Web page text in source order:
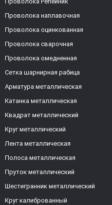
Проволока наплавочная
Проволока оцинкованная
Проволока сварочная
Проволока омедненная
Сетка шарнирная рабица
Арматура металлическая
Катанка металлическая
Квадрат металлический
Круг металлический
Лента металлическая
Полоса металлическая
Пруток металлический
Шестигранник металлический
Круг калиброванный